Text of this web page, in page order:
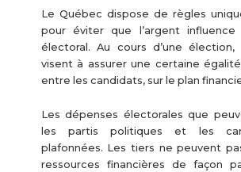
Le Québec dispose de règles
pour éviter que l’argent influence
électoral. Au cours d’une élection,
visent à assurer une certaine
entre les candidats, sur le plan
Les dépenses électorales que
les partis politiques et les
plafonnées. Les tiers ne peuvent
ressources financières de façon